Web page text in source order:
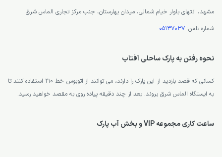
مشهد، انتهای بلوار خیام شمالی، میدان بهارستان، جنب مرکز تجاری الماس شرق.
شماره تلفن: 05137037
نحوه رفتن به پارک ساحلی آفتاب
کسانی که قصد بازدید از این پارک را دارند، می توانند از اتوبوس خط 210 استفاده کنند تا
به ایستگاه الماس شرق بروند. بعد از چند دقیقه پیاده روی به مقصد خواهید رسید.
ساعت کاری مجموعه VIP و بخش آب پارک